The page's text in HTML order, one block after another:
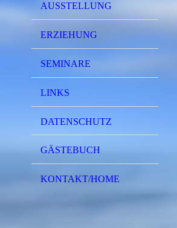
AUSSTELLUNG
ERZIEHUNG
SEMINARE
LINKS
DATENSCHUTZ
GÄSTEBUCH
KONTAKT/HOME